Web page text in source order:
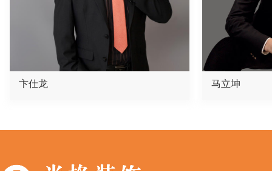
卞仕龙 马立坤